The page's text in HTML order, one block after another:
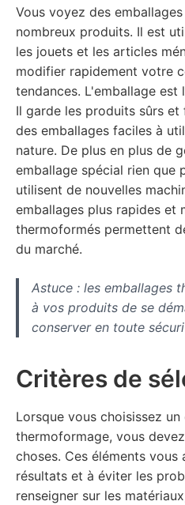
Vous voyez des
nombreux produits. Il est
les jouets et les articles
modifier rapidement votre
tendances. L'emballage
Il garde les produits sûrs et
des emballages faciles à
nature. De plus en plus de
emballage spécial rien que
utilisent de nouvelles
emballages plus rapides et
thermoformés permettent
du marché.
Astuce : les emballages
à vos produits de se
conserver en toute
Critères de
Lorsque vous choisissez
thermoformage, vous
choses. Ces éléments
résultats et à éviter les
renseigner sur les